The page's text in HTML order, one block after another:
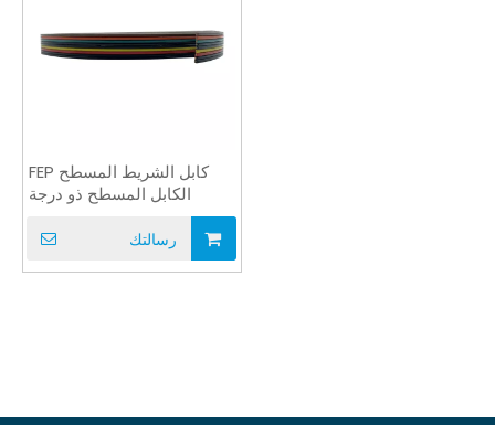
كابل الشريط المسطح FEP
الكابل المسطح ذو درجة
الحرارة العالية UL1330 AWM
رسالتك